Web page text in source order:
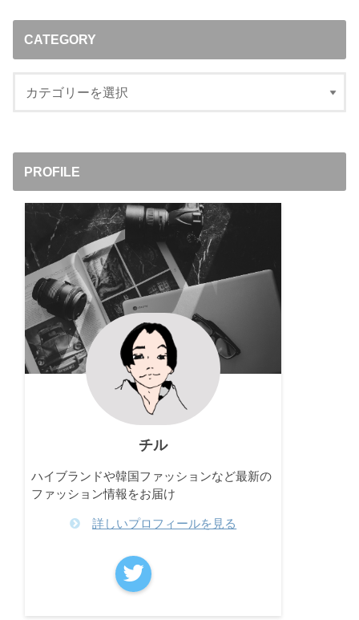
CATEGORY
PROFILE
チル
ハイブランドや韓国ファッションなど最新の
ファッション情報をお届け
詳しいプロフィールを見る